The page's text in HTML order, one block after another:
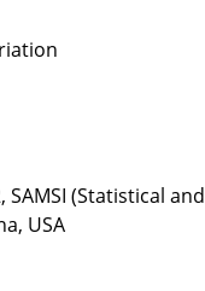
(Statistical and
USA